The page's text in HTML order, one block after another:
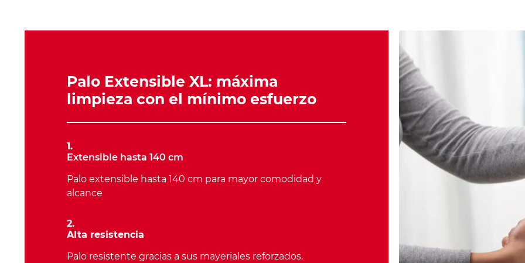
Palo Extensible XL: máxima
limpieza con el mínimo esfuerzo
1.
Extensible hasta 140 cm
Palo extensible hasta 140 cm para mayor comodidad y
alcance
2.
Alta resistencia
Palo resistente gracias a sus mayeriales reforzados.